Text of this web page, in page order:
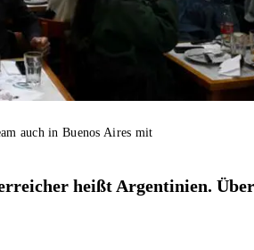
auch in Buenos Aires mit
heißt Argentinien.